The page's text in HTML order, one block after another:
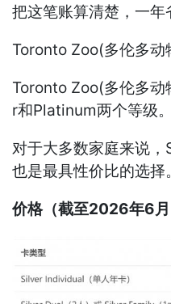
把这笔账算清楚，一年
Toronto Zoo(多伦多
Toronto Zoo(多伦多
r和Platinum两个等级。
对于大多数家庭来说，
也是最具性价比的选择。
价格（截至2026年6月